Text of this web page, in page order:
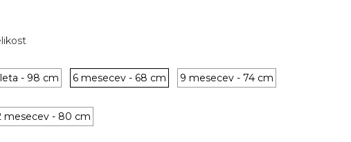
- 98 cm 6 mesecev - 68 cm 9 mesecev - 74 cm
mesecev - 80 cm